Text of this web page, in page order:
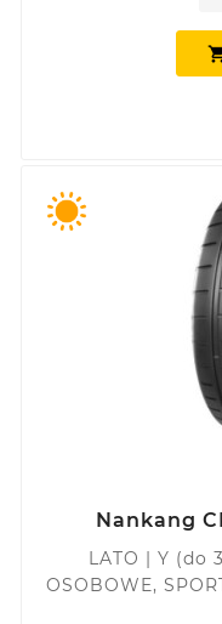
Nankang
LATO | Y (do
OSOBOWE,